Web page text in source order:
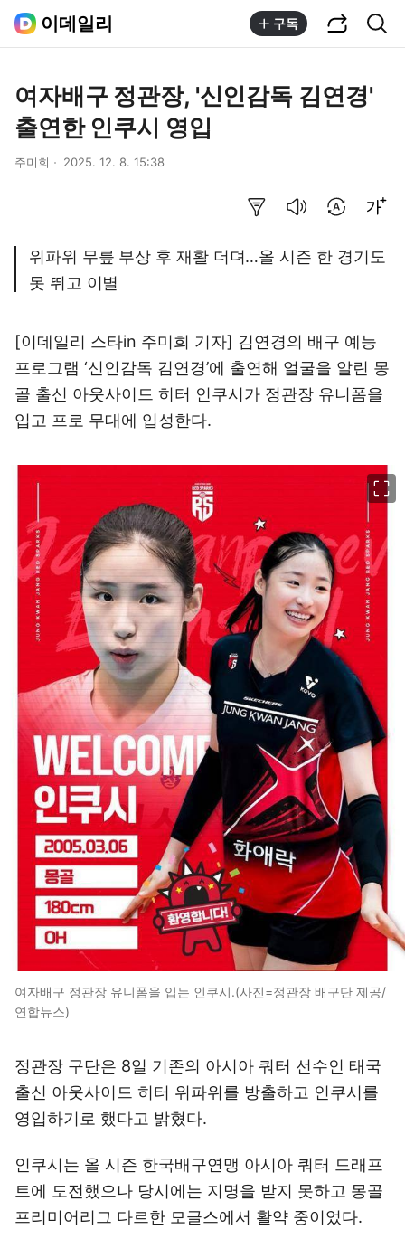
이데일리 구독
여자배구 정관장, '신인감독 김연경'
출연한 인쿠시 영입
주미희 2025. 12. 8. 15:38
위파위 무릎 부상 후 재활 더뎌…올 시즌 한 경기도
못 뛰고 이별
[이데일리 스타in 주미희 기자] 김연경의 배구 예능
프로그램 ‘신인감독 김연경’에 출연해 얼굴을 알린 몽
골 출신 아웃사이드 히터 인쿠시가 정관장 유니폼을
입고 프로 무대에 입성한다.
여자배구 정관장 유니폼을 입는 인쿠시.(사진=정관장 배구단 제공/
연합뉴스)
정관장 구단은 8일 기존의 아시아 쿼터 선수인 태국
출신 아웃사이드 히터 위파위를 방출하고 인쿠시를
영입하기로 했다고 밝혔다.
인쿠시는 올 시즌 한국배구연맹 아시아 쿼터 드래프
트에 도전했으나 당시에는 지명을 받지 못하고 몽골
프리미어리그 다르한 모글스에서 활약 중이었다.